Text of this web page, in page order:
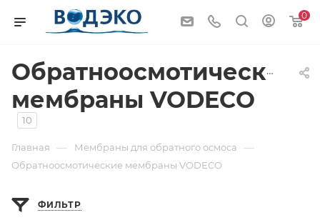
0
Обратноосмотические
мембраны VODECO
10
Главная — Мембраны для обратного осмоса —
Обратноосмотические мембраны VODECO
ФИЛЬТР